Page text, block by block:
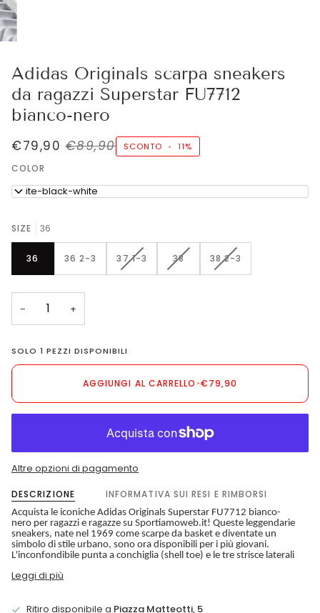
Adidas Originals scarpa sneakers
da ragazzi Superstar FU7712
bianco-nero
€79,90 €89,90 SCONTO • 11%
COLOR
white-black-white
SIZE 36
36 36 2-3 37 1-3VARIANTE
ESAURITA
38VARIANTE
ESAURITA
38 2-3VARIANTE
− +
SOLO1 PEZZI DISPONIBILI
AGGIUNGI AL CARRELLO •€79,90
Altre opzioni di pagamento
DESCRIZIONE INFORMATIVA SUI RESI E RIMBORSI
Acquista le iconiche Adidas Originals Superstar FU7712 bianco-
nero per ragazzi e ragazze su Sportiamoweb.it! Queste leggendarie
sneakers, nate nel 1969 come scarpe da basket e diventate un
simbolo di stile urbano, sono ora disponibili per i più giovani.
L'inconfondibile punta a conchiglia (shell toe) e le tre strisce laterali
Leggi di più
Ritiro disponibile a Piazza Matteotti, 5